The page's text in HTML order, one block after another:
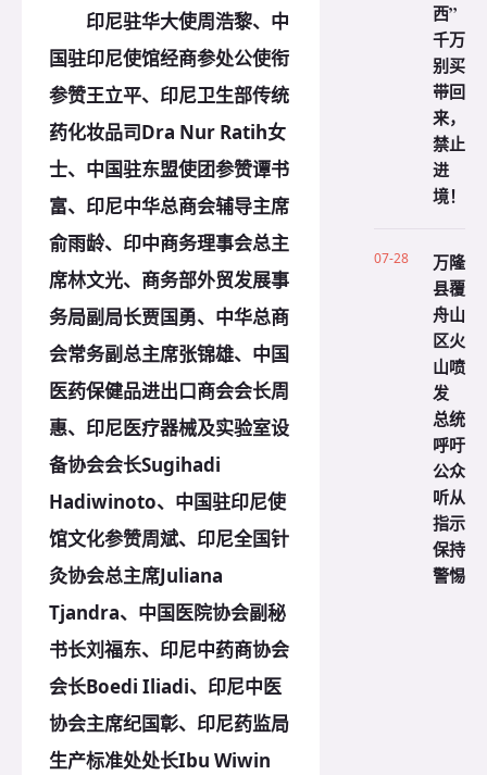
印尼驻华大使周浩黎、中
国驻印尼使馆经商参处公使衔
参赞王立平、印尼卫生部传统
药化妆品司Dra Nur Ratih女
士、中国驻东盟使团参赞谭书
富、印尼中华总商会辅导主席
俞雨龄、印中商务理事会总主
席林文光、商务部外贸发展事
务局副局长贾国勇、中华总商
会常务副总主席张锦雄、中国
医药保健品进出口商会会长周
惠、印尼医疗器械及实验室设
备协会会长Sugihadi
Hadiwinoto、中国驻印尼使
馆文化参赞周斌、印尼全国针
灸协会总主席Juliana
Tjandra、中国医院协会副秘
书长刘福东、印尼中药商协会
会长Boedi Iliadi、印尼中医
协会主席纪国彰、印尼药监局
生产标准处处长Ibu Wiwin
西”
千万
别买
带回
来，
禁止
进
境！
07-28
万隆
县覆
舟山
区火
山喷
发
总统
呼吁
公众
听从
指示
保持
警惕